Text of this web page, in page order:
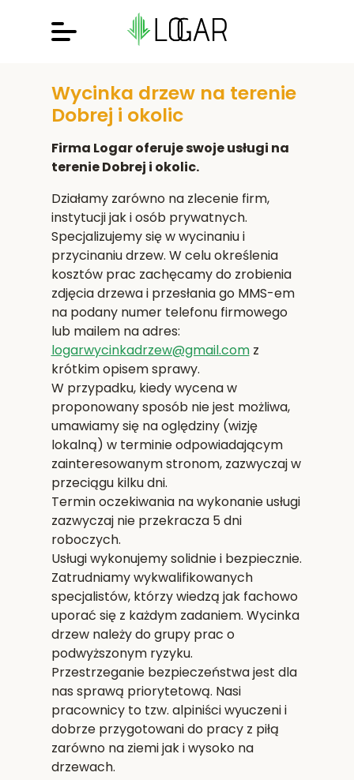
Wycinka drzew na terenie
Dobrej i okolic
Firma Logar oferuje swoje usługi na
terenie Dobrej i okolic.
Działamy zarówno na zlecenie firm,
instytucji jak i osób prywatnych.
Specjalizujemy się w wycinaniu i
przycinaniu drzew. W celu określenia
kosztów prac zachęcamy do zrobienia
zdjęcia drzewa i przesłania go MMS-em
na podany numer telefonu firmowego
lub mailem na adres:
logarwycinkadrzew@gmail.comz
krótkim opisem sprawy.
W przypadku, kiedy wycena w
proponowany sposób nie jest możliwa,
umawiamy się na oględziny (wizję
lokalną) w terminie odpowiadającym
zainteresowanym stronom, zazwyczaj w
przeciągu kilku dni.
Termin oczekiwania na wykonanie usługi
zazwyczaj nie przekracza 5 dni
roboczych.
Usługi wykonujemy solidnie i bezpiecznie.
Zatrudniamy wykwalifikowanych
specjalistów, którzy wiedzą jak fachowo
uporać się z każdym zadaniem. Wycinka
drzew należy do grupy prac o
podwyższonym ryzyku.
Przestrzeganie bezpieczeństwa jest dla
nas sprawą priorytetową. Nasi
pracownicy to tzw. alpiniści wyuczeni i
dobrze przygotowani do pracy z piłą
zarówno na ziemi jak i wysoko na
drzewach.